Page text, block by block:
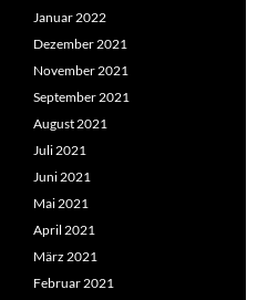
Januar 2022
Dezember 2021
November 2021
September 2021
August 2021
Juli 2021
Juni 2021
Mai 2021
April 2021
März 2021
Februar 2021